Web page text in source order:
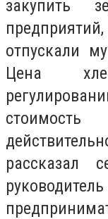
закупить
отпускали
Цена
рассказал